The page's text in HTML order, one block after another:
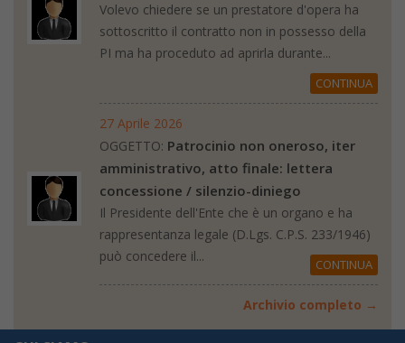
Volevo chiedere se un prestatore d'opera ha
sottoscritto il contratto non in possesso della
PI ma ha proceduto ad aprirla durante...
CONTINUA
27 Aprile 2026
OGGETTO: Patrocinio non oneroso, iter
amministrativo, atto finale: lettera
concessione / silenzio-diniego
Il Presidente dell'Ente che è un organo e ha
rappresentanza legale (D.Lgs. C.P.S. 233/1946)
può concedere il...
CONTINUA
Archivio completo →